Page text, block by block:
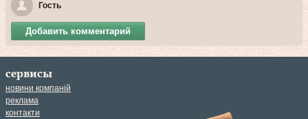
Гость
Добавить комментарий
сервисы
новини компаній
реклама
контакти